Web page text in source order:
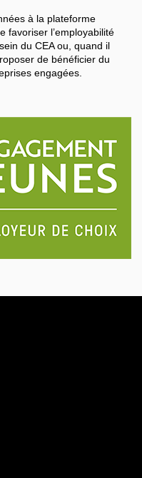
à la plateforme
favoriser l’employabilité
du CEA ou, quand il
de bénéficier du
engagées.